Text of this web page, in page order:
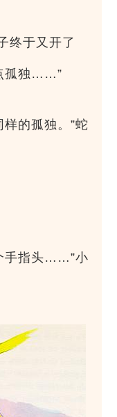
终于又开了
孤独……”
的孤独。”蛇
手指头……”小